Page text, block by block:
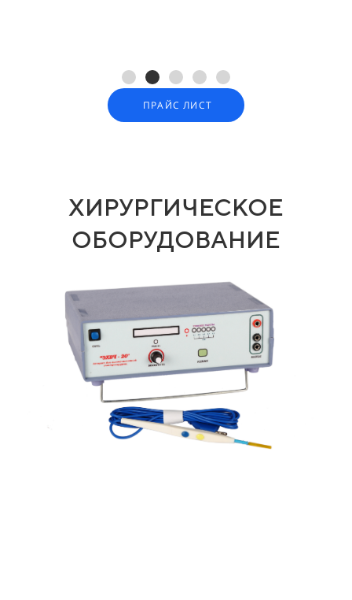
ПРАЙС ЛИСТ
ХИРУРГИЧЕСКОЕ
ОБОРУДОВАНИЕ